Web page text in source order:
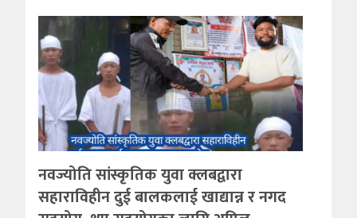
नवज्योति सांस्कृतिक युवा क्लबद्वारा
सहाराविहीन दुई बालकलाई खाद्यान्न र नगद